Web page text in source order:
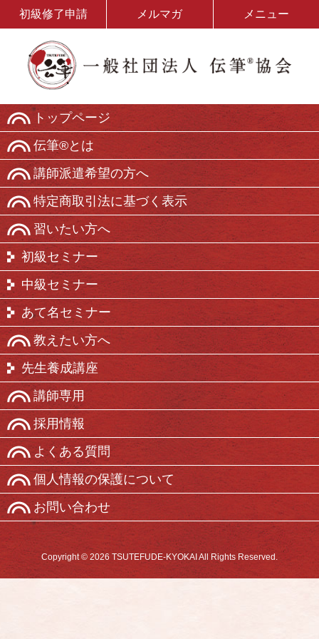
初級修了申請 メルマガ メニュー
トップページ
伝筆®とは
講師派遣希望の方へ
特定商取引法に基づく表示
習いたい方へ
初級セミナー
中級セミナー
あて名セミナー
教えたい方へ
先生養成講座
講師専用
採用情報
よくある質問
個人情報の保護について
お問い合わせ
Copyright © 2026 TSUTEFUDE-KYOKAI All Rights Reserved.